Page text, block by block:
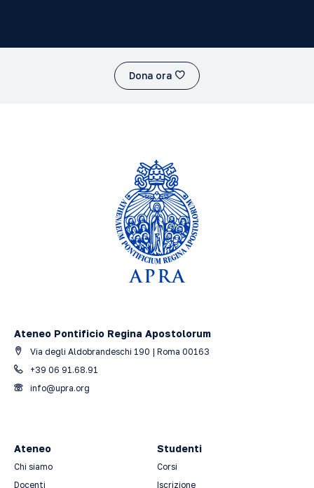
Dona ora
Ateneo Pontificio Regina Apostolorum
Via degli Aldobrandeschi 190 | Roma 00163
+39 06 91.68.91
info@upra.org
Ateneo
Chi siamo
Docenti
Studenti
Corsi
Iscrizione